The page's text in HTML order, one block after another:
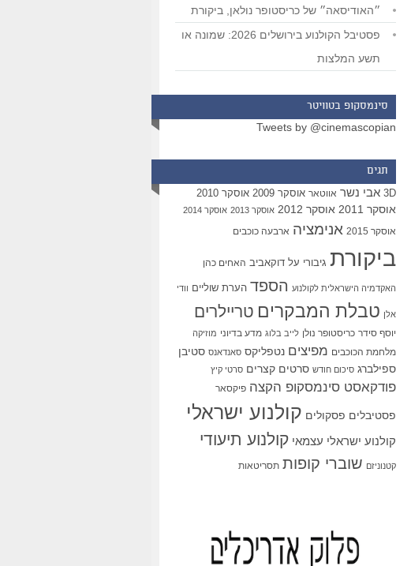
״האודיסאה״ של כריסטופר נולאן, ביקורת
פסטיבל הקולנוע בירושלים 2026: שמונה או
תשע המלצות
סינמסקופ בטוויטר
Tweets by @cinemascopian
תגים
3D אבי נשר אווטאר אוסקר 2009 אוסקר 2010
אוסקר 2011 אוסקר 2012 אוסקר 2013 אוסקר 2014
אוסקר 2015 אנימציה ארבעה כוכבים
ביקורת גיבורי על דוקאביב האחים כהן
האקדמיה הישראלית לקולנוע הספד הערת שוליים וודי
אלן טבלת המבקרים טריילרים
יוסף סידר כריסטופר נולן לייב בלוג מדע בדיוני מוזיקה
מלחמת הכוכבים מפיצים נטפליקס סאנדאנס סטיבן
ספילברג סיכום חודש סרטים קצרים סרטי קיץ
פודקאסט סינמסקופ הקצה פיקסאר
פסטיבלים פסקולים קולנוע ישראלי
קולנוע ישראלי עצמאי קולנוע תיעודי
קטנוניזם שוברי קופות תסריטאות